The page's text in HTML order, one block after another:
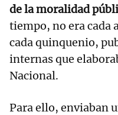
de la moralidad
tiempo, no era cada
cada quinquenio,
internas que
Nacional.
Para ello, enviaban